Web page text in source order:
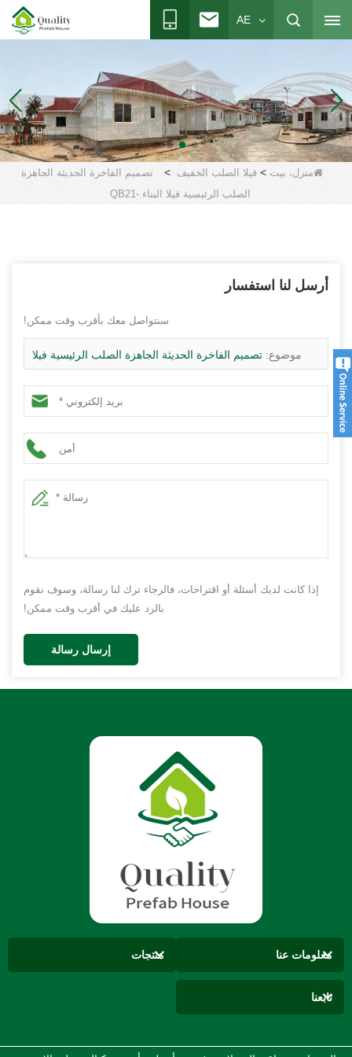
AE
منزل، بيت > فيلا الصلب الخفيف >
تصميم الفاخرة الحديثة الجاهزة
الصلب الرئيسية فيلا البناء -QB21
أرسل لنا استفسار
سنتواصل معك بأقرب وقت ممكن!
موضوع: تصميم الفاخرة الحديثة الجاهزة الصلب الرئيسية فيلا
البناء -QB21
إذا كانت لديك أسئلة أو اقتراحات، فالرجاء ترك لنا رسالة، وسوف نقوم
بالرد عليك في أقرب وقت ممكن!
إرسال رسالة
معلومات عنا منتجات
تابعنا